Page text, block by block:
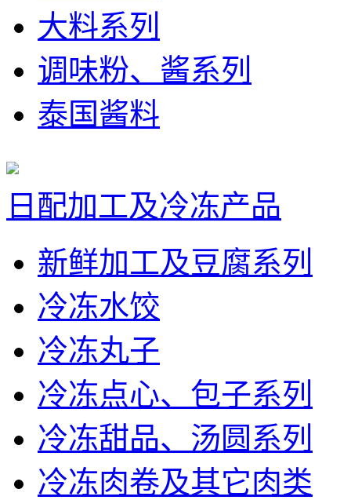
大料系列
调味粉、酱系列
泰国酱料
日配加工及冷冻产品
新鲜加工及豆腐系列
冷冻水饺
冷冻丸子
冷冻点心、包子系列
冷冻甜品、汤圆系列
冷冻肉卷及其它肉类